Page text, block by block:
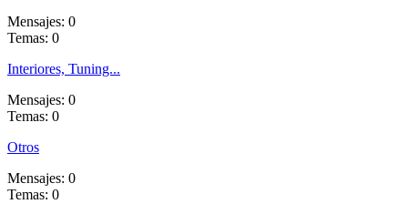
Mensajes: 0
Temas: 0
Interiores, Tuning...
Mensajes: 0
Temas: 0
Otros
Mensajes: 0
Temas: 0